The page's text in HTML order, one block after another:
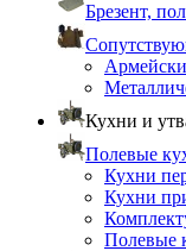
Брезент,
Кухни и
Полевые
Кухни
Кухни
Полевые